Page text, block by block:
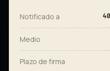
Notificado a
Medio
Plazo de firma